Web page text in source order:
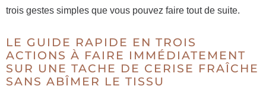
trois gestes simples que vous pouvez faire tout de suite.
LE GUIDE RAPIDE EN TROIS
ACTIONS À FAIRE IMMÉDIATEMENT
SUR UNE TACHE DE CERISE FRAÎCHE
SANS ABÎMER LE TISSU